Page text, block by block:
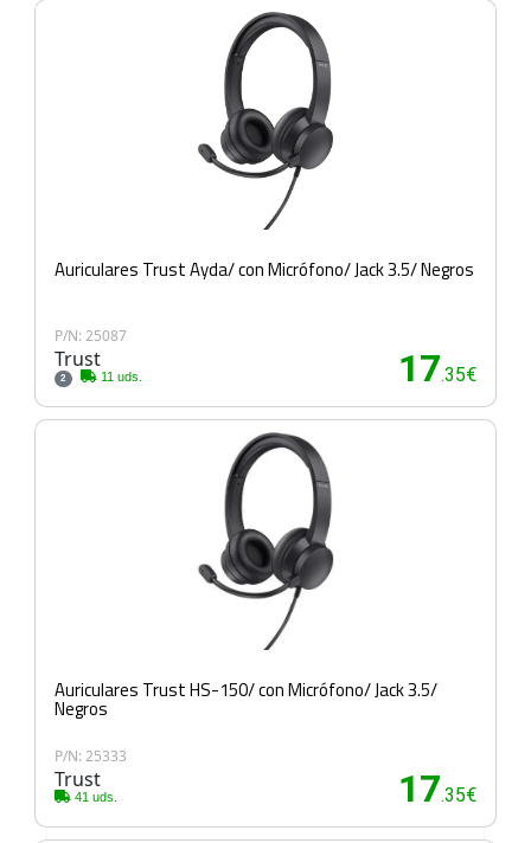
Auriculares Trust Ayda/ con Micrófono/ Jack 3.5/ Negros
P/N: 25087
Trust
2 11 uds. 17.35€
Auriculares Trust HS-150/ con Micrófono/ Jack 3.5/
Negros
P/N: 25333
Trust
41 uds. 17.35€